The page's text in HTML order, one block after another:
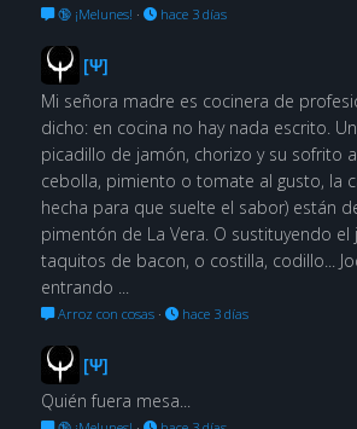
🔞 ¡Melunes! · hace 3 días
[Ψ]
Mi señora madre es cocinera de
dicho: en cocina no hay nada escrito.
picadillo de jamón, chorizo y su sofrito
cebolla, pimiento o tomate al gusto, la
hecha para que suelte el sabor) están
pimentón de La Vera. O sustituyendo
taquitos de bacon, o costilla, codillo...
entrando ...
Arroz con cosas· hace 3 días
[Ψ]
Quién fuera mesa...